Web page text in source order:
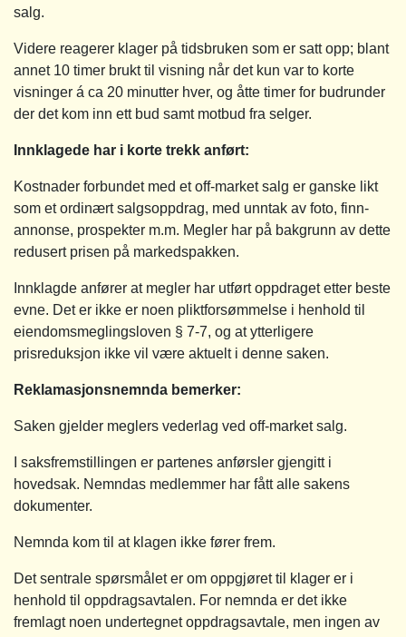
salg.
Videre reagerer klager på tidsbruken som er satt opp; blant
annet 10 timer brukt til visning når det kun var to korte
visninger á ca 20 minutter hver, og åtte timer for budrunder
der det kom inn ett bud samt motbud fra selger.
Innklagede har i korte trekk anført:
Kostnader forbundet med et off-market salg er ganske likt
som et ordinært salgsoppdrag, med unntak av foto, finn-
annonse, prospekter m.m. Megler har på bakgrunn av dette
redusert prisen på markedspakken.
Innklagde anfører at megler har utført oppdraget etter beste
evne. Det er ikke er noen pliktforsømmelse i henhold til
eiendomsmeglingsloven § 7-7, og at ytterligere
prisreduksjon ikke vil være aktuelt i denne saken.
Reklamasjonsnemnda bemerker:
Saken gjelder meglers vederlag ved off-market salg.
I saksfremstillingen er partenes anførsler gjengitt i
hovedsak. Nemndas medlemmer har fått alle sakens
dokumenter.
Nemnda kom til at klagen ikke fører frem.
Det sentrale spørsmålet er om oppgjøret til klager er i
henhold til oppdragsavtalen. For nemnda er det ikke
fremlagt noen undertegnet oppdragsavtale, men ingen av